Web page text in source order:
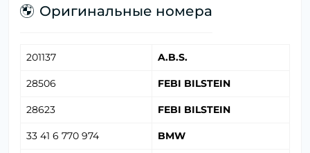
Оригинальные номера
201137 A.B.S.
28506 FEBI BILSTEIN
28623 FEBI BILSTEIN
33 41 6 770 974 BMW